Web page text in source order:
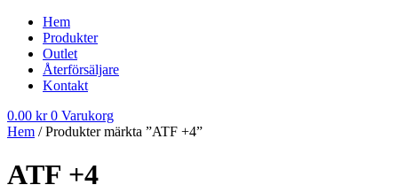
Hem
Produkter
Outlet
Återförsäljare
Kontakt
0.00 kr 0 Varukorg
Hem / Produkter märkta ”ATF +4”
ATF +4